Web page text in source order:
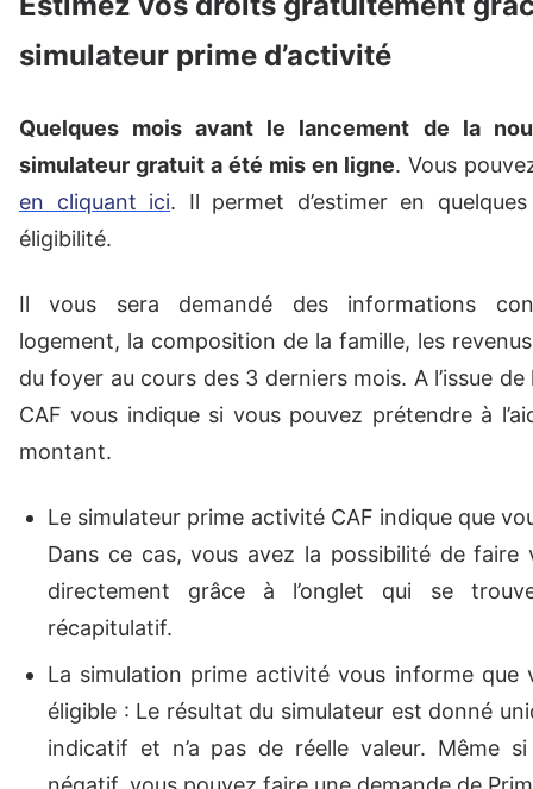
simulateur prime d’activité
Quelques mois avant le lancement de la
simulateur gratuit a été mis en ligne. Vous
en cliquant ici. Il permet d’estimer en
éligibilité.
Il vous sera demandé des informations
logement, la composition de la famille, les
du foyer au cours des 3 derniers mois. A l’issue
CAF vous indique si vous pouvez prétendre à
montant.
Le simulateur prime activité CAF indique que
Dans ce cas, vous avez la possibilité de faire
directement grâce à l’onglet qui se
récapitulatif.
La simulation prime activité vous informe que
éligible : Le résultat du simulateur est donné
indicatif et n’a pas de réelle valeur. Même